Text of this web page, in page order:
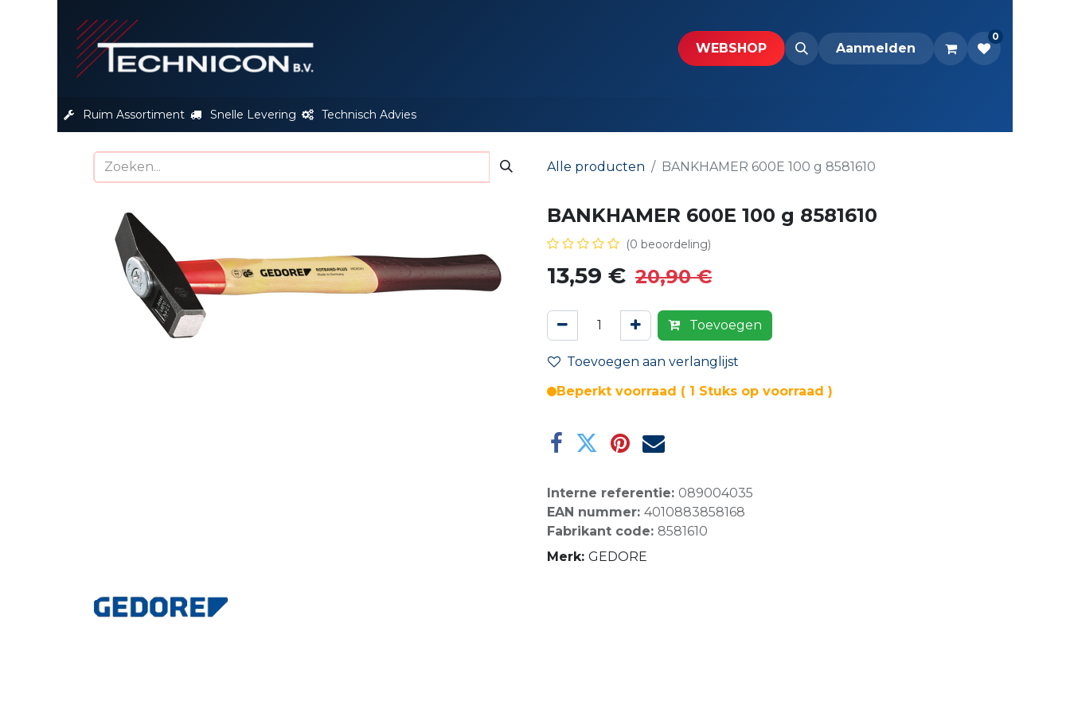
Contact Downloads
WEBS​H​​OP​​ Aanmelden
0
Ruim Assortiment Snelle Levering Technisch Advies
Alle producten BANKHAMER 600E 100 g 8581610
BANKHAMER 600E 100 g 8581610
(0 beoordeling)
13,59 € 20,90€
Toevoegen
Toevoegen aan verlanglijst
Beperkt voorraad ( 1 Stuks op voorraad )
Interne referentie: 089004035
EAN nummer: 4010883858168
Fabrikant code: 8581610
Merk: GEDORE